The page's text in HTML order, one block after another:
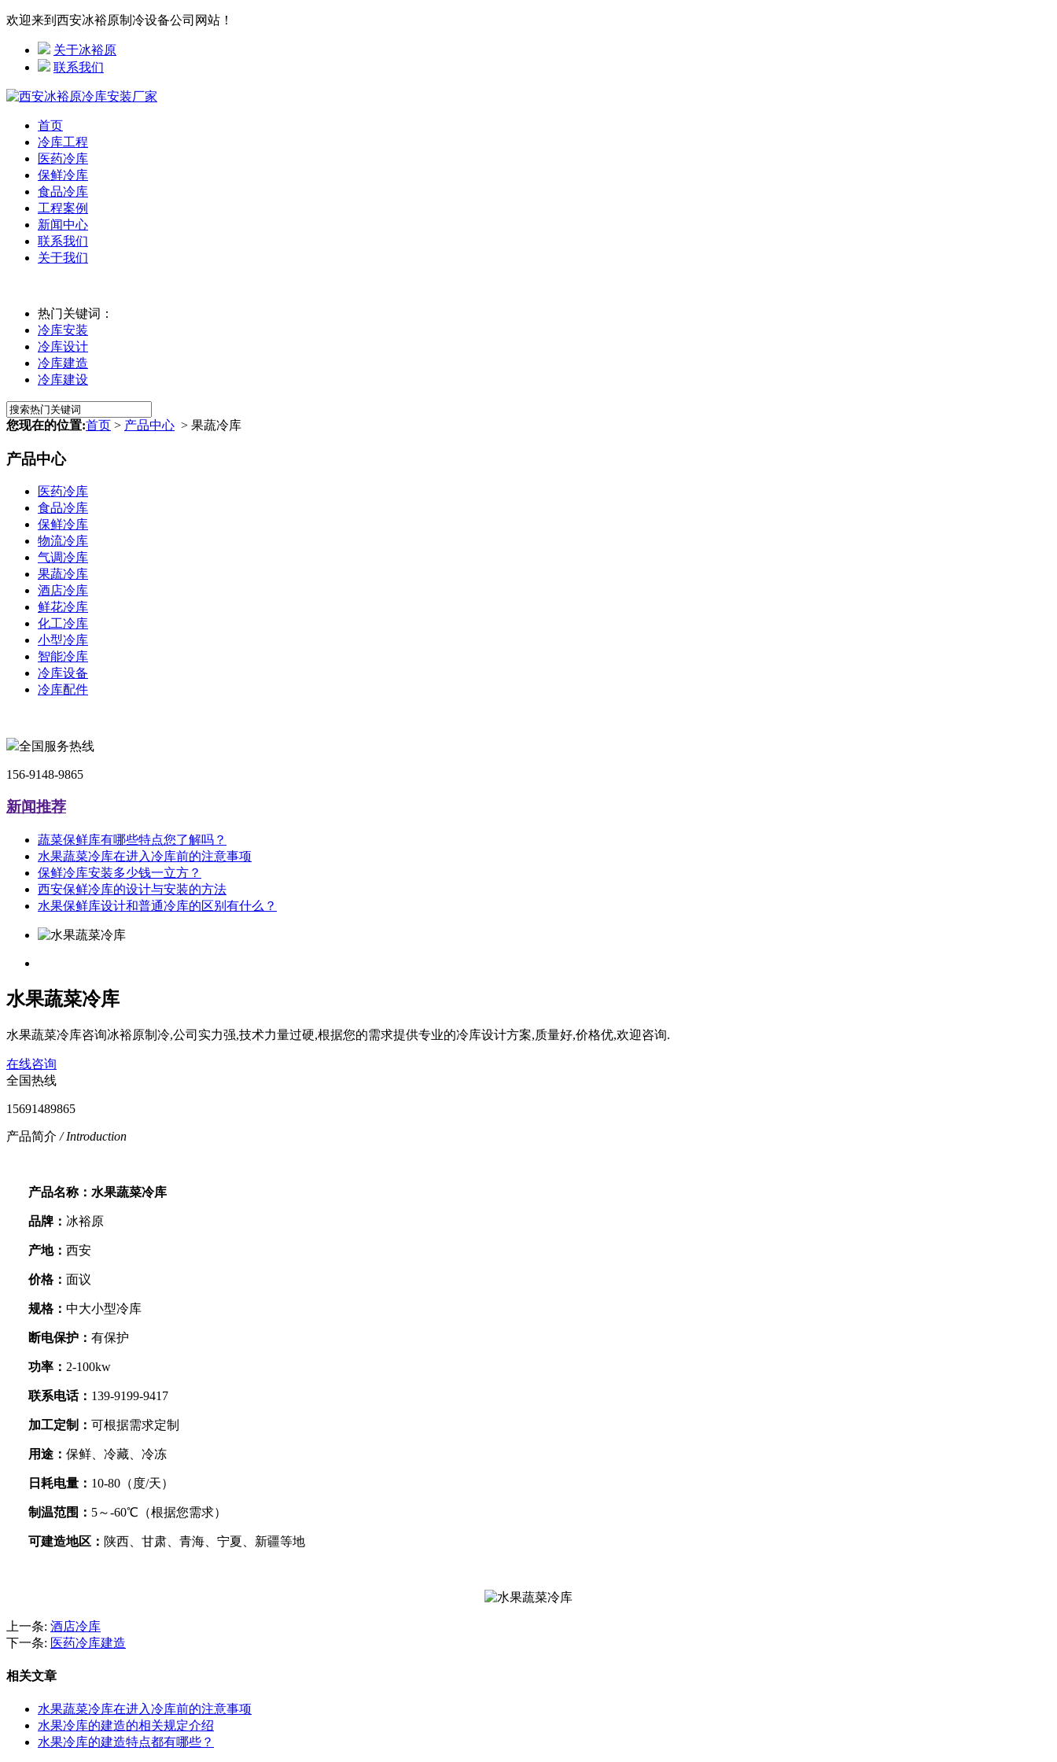
欢迎来到西安冰裕原制冷设备公司网站！
关于冰裕原
联系我们
首页
冷库工程
医药冷库
保鲜冷库
食品冷库
工程案例
新闻中心
联系我们
关于我们
热门关键词：
冷库安装
冷库设计
冷库建造
冷库建设
您现在的位置:首页 > 产品中心 > 果蔬冷库
产品中心
医药冷库
食品冷库
保鲜冷库
物流冷库
气调冷库
果蔬冷库
酒店冷库
鲜花冷库
化工冷库
小型冷库
智能冷库
冷库设备
冷库配件
全国服务热线
156-9148-9865
新闻推荐
蔬菜保鲜库有哪些特点您了解吗？
水果蔬菜冷库在进入冷库前的注意事项
保鲜冷库安装多少钱一立方？
西安保鲜冷库的设计与安装的方法
水果保鲜库设计和普通冷库的区别有什么？
水果蔬菜冷库
水果蔬菜冷库咨询冰裕原制冷,公司实力强,技术力量过硬,根据您的需求提供专业的冷库设计方案,质量好,价格优,欢迎咨询.
在线咨询
全国热线
15691489865
产品简介 / Introduction
产品名称：水果蔬菜冷库
品牌： 冰裕原
产地：西安
价格：面议
规格：中大小型冷库
断电保护：有保护
功率： 2-100kw
联系电话： 139-9199-9417
加工定制：可根据需求定制
用途：保鲜、冷藏、冷冻
日耗电量： 10-80 （度/天）
制温范围： 5～-60℃（根据您需求）
可建造地区： 陕西、甘肃、青海、宁夏、新疆等地
上一条: 酒店冷库
下一条: 医药冷库建造
相关文章
水果蔬菜冷库在进入冷库前的注意事项
水果冷库的建造的相关规定介绍
水果冷库的建造特点都有哪些？